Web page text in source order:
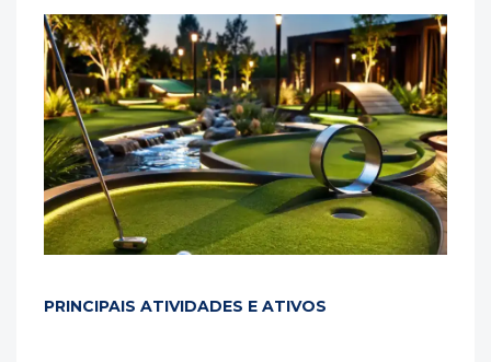
PRINCIPAIS ATIVIDADES E ATIVOS